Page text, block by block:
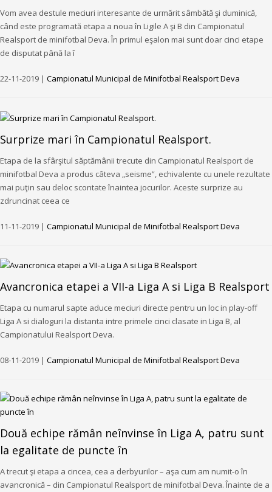
Vom avea destule meciuri interesante de urmărit sâmbătă şi duminică,
când este programată etapa a noua în Ligile A şi B din Campionatul
Realsport de minifotbal Deva. În primul eşalon mai sunt doar cinci etape
de disputat până la î
22-11-2019 | Campionatul Municipal de Minifotbal Realsport Deva
Surprize mari în Campionatul Realsport.
Etapa de la sfârşitul săptămânii trecute din Campionatul Realsport de
minifotbal Deva a produs câteva „seisme”, echivalente cu unele rezultate
mai puţin sau deloc scontate înaintea jocurilor. Aceste surprize au
zdruncinat ceea ce
11-11-2019 | Campionatul Municipal de Minifotbal Realsport Deva
Avancronica etapei a VII-a Liga A si Liga B Realsport
Etapa cu numarul sapte aduce meciuri directe pentru un loc in play-off
Liga A si dialoguri la distanta intre primele cinci clasate in Liga B, al
Campionatului Realsport Deva.
08-11-2019 | Campionatul Municipal de Minifotbal Realsport Deva
Două echipe rămân neînvinse în Liga A, patru sunt
la egalitate de puncte în
A trecut şi etapa a cincea, cea a derbyurilor – aşa cum am numit-o în
avancronică – din Campionatul Realsport de minifotbal Deva. Înainte de a